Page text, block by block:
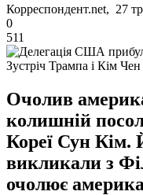
Корреспондент.net, 27
0
511
Зустріч Трампа і Кім
Очолив
колишній
Кореї Сун Кім.
викликали з
очолює